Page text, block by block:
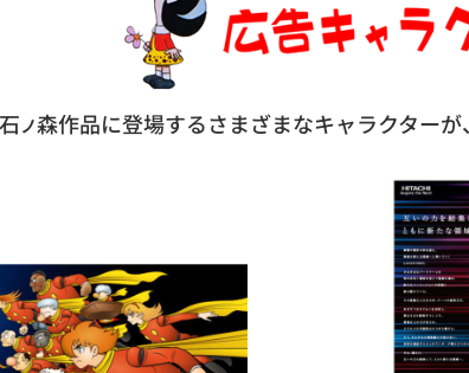
石ノ森作品に登場するさまざまなキャラクター